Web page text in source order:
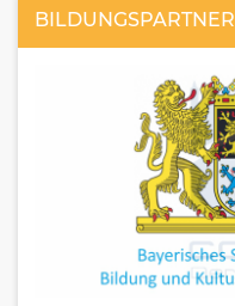
BILDUNGSPARTNER